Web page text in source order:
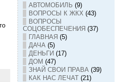
АВТОМОБИЛЬ (9)
ВОПРОСЫ К ЖКХ (43)
ВОПРОСЫ
СОЦОБЕСПЕЧЕНИЯ (37)
ГЛАВНАЯ (5)
ДАЧА(5)
ДЕНЬГИ (17)
ДОМ (47)
ЗНАЙ СВОИ ПРАВА(39)
КАК НАС ЛЕЧАТ(21)